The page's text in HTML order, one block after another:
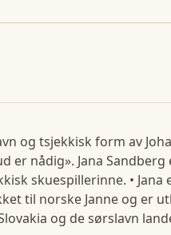
og tsjekkisk form av
er nådig». Jana Sandberg
skuespillerinne. • Jana
til norske Janne og er
og de sørslavn